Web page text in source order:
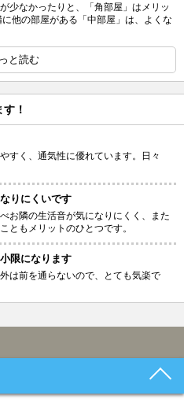
少なかったりと、「角部屋」はメリッ
他の部屋がある「中部屋」は、よくな
と読む
！
すく、通気性に優れています。日々
りにくいです
お隣の生活音が気になりにくく、また
ともメリットのひとつです。
限になります
は前を通らないので、とても気楽で